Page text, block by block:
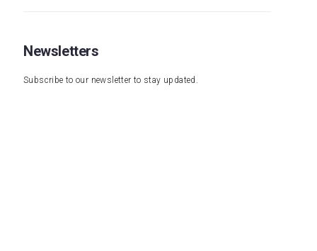
Newsletters
Subscribe to our newsletter to stay updated.